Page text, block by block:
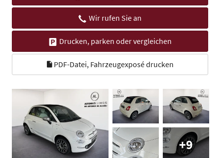
Wir rufen Sie an
Drucken, parken oder vergleichen
PDF-Datei, Fahrzeugexposé drucken
+9